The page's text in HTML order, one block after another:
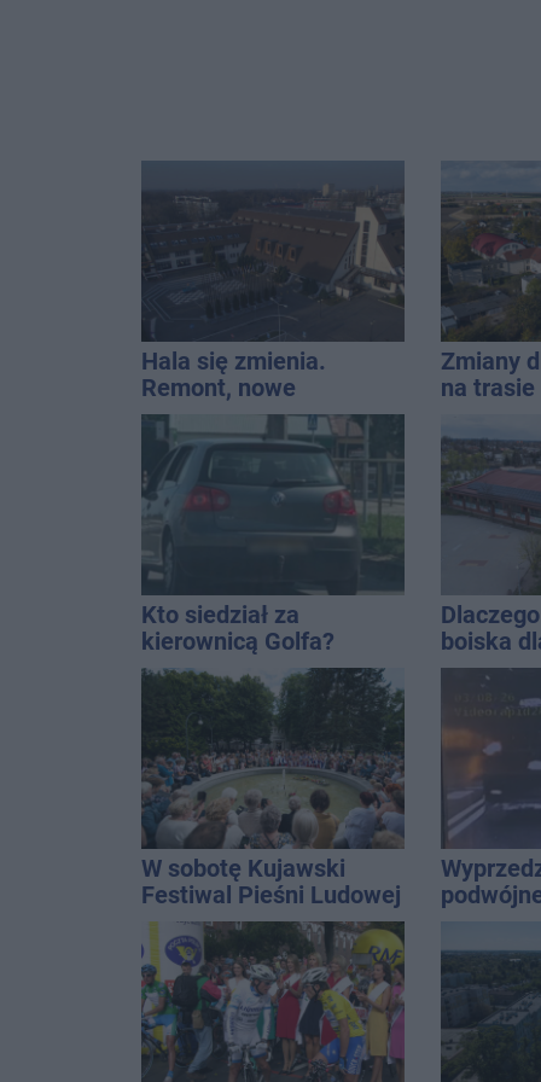
Hala się zmienia.
Remont, nowe
nagłośnienie, a przed
wejściem stanie
QEMETICA ARENA
Zmiany
na
Kto siedział za
kierownicą Golfa?
Kierowca zbiegł po
boiska
Ratusz
W sobotę Kujawski
Festiwal Pieśni Ludowej